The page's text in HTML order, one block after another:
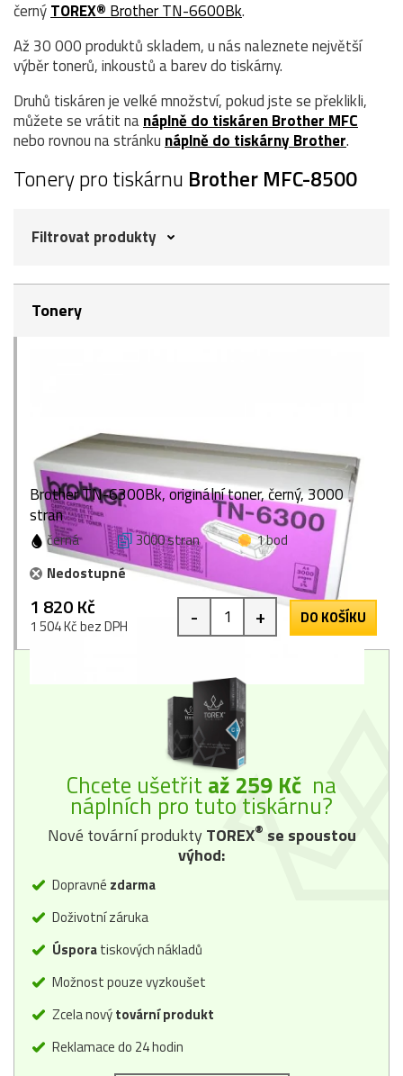
černýTOREX® Brother TN-6600Bk.
Až 30 000 produktů skladem, u nás naleznete největší
výběr tonerů, inkoustů a barev do tiskárny.
Druhů tiskáren je velké množství, pokud jste se překlikli,
můžete se vrátit nanáplně do tiskáren Brother MFC
nebo rovnou na stránku náplně do tiskárny Brother.
Tonery pro tiskárnu Brother MFC-8500
Filtrovat produkty
Tonery
Brother TN-6300Bk, originální toner, černý, 3000
stran
černá 3000 stran
1 bod
Nedostupné
1 820 Kč
1 504 Kč bez DPH - + DO KOŠÍKU
Chcete ušetřit až 259 Kč na
náplních pro tuto tiskárnu?
Nové tovární produktyTOREX® se spoustou
výhod:
Dopravné zdarma
Doživotní záruka
Úsporatiskových nákladů
Možnost pouze vyzkoušet
Zcela novýtovární produkt
Reklamace do 24 hodin